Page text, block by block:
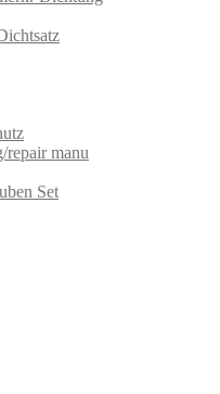
repair manu
Set